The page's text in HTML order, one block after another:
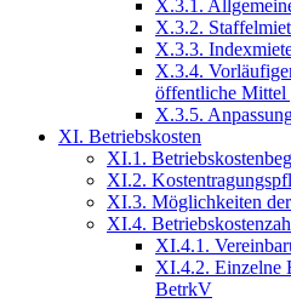
X.3.1.
X.3.2.
X.3.3.
X.3.4.
öffentliche Mittel
X.3.5.
XI. Betriebskosten
XI.1.
XI.2.
XI.3. Möglichkeiten
XI.4.
XI.4.1.
XI.4.2. Einzelne
BetrkV